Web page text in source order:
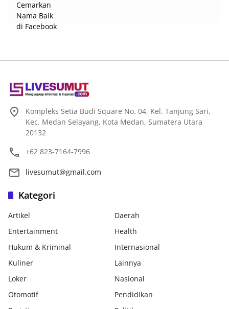
Kompleks Setia Budi Square No. 04, Kel. Tanjung Sari,
Kec. Medan Selayang, Kota Medan, Sumatera Utara
20132
+62 823-7164-7996
livesumut@gmail.com
Kategori
Artikel
Daerah
Entertainment
Health
Hukum & Kriminal
Internasional
Kuliner
Lainnya
Loker
Nasional
Otomotif
Pendidikan